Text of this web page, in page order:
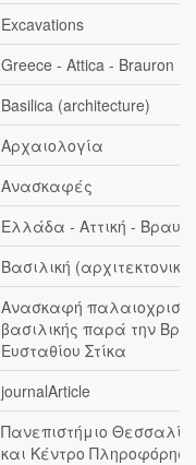
Excavations
Greece - Attica - Brauron
Basilica (architecture)
Αρχαιολογία
Ανασκαφές
Ελλάδα - Αττική -
Βασιλική (αρχιτεκτονική)
Ανασκαφή
βασιλικής παρά την
Ευσταθίου Στίκα
journalArticle
Πανεπιστήμιο
και Κέντρο